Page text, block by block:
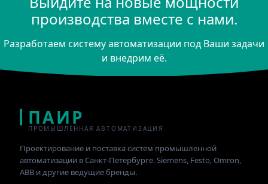
производства вместе с нами.
Разработаем систему автоматизации под Ваши задачи
и внедрим её.
ПАИР
ПРОМЫШЛЕННАЯ АВТОМАТИЗАЦИЯ
Проектирование и поставка систем промышленной
автоматизации в Санкт-Петербурге. Siemens, Festo, Omron,
ABB и другие ведущие бренды.